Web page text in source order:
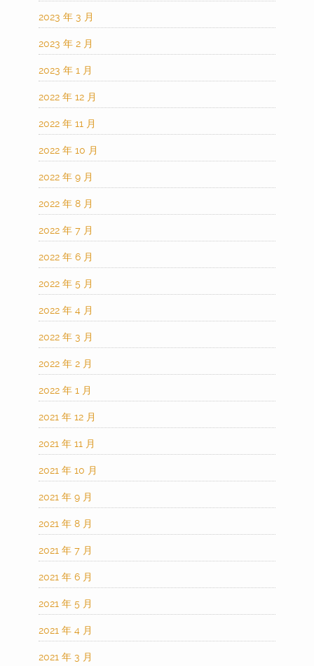
2023 年 3 月
2023 年 2 月
2023 年 1 月
2022 年 12 月
2022 年 11 月
2022 年 10 月
2022 年 9 月
2022 年 8 月
2022 年 7 月
2022 年 6 月
2022 年 5 月
2022 年 4 月
2022 年 3 月
2022 年 2 月
2022 年 1 月
2021 年 12 月
2021 年 11 月
2021 年 10 月
2021 年 9 月
2021 年 8 月
2021 年 7 月
2021 年 6 月
2021 年 5 月
2021 年 4 月
2021 年 3 月